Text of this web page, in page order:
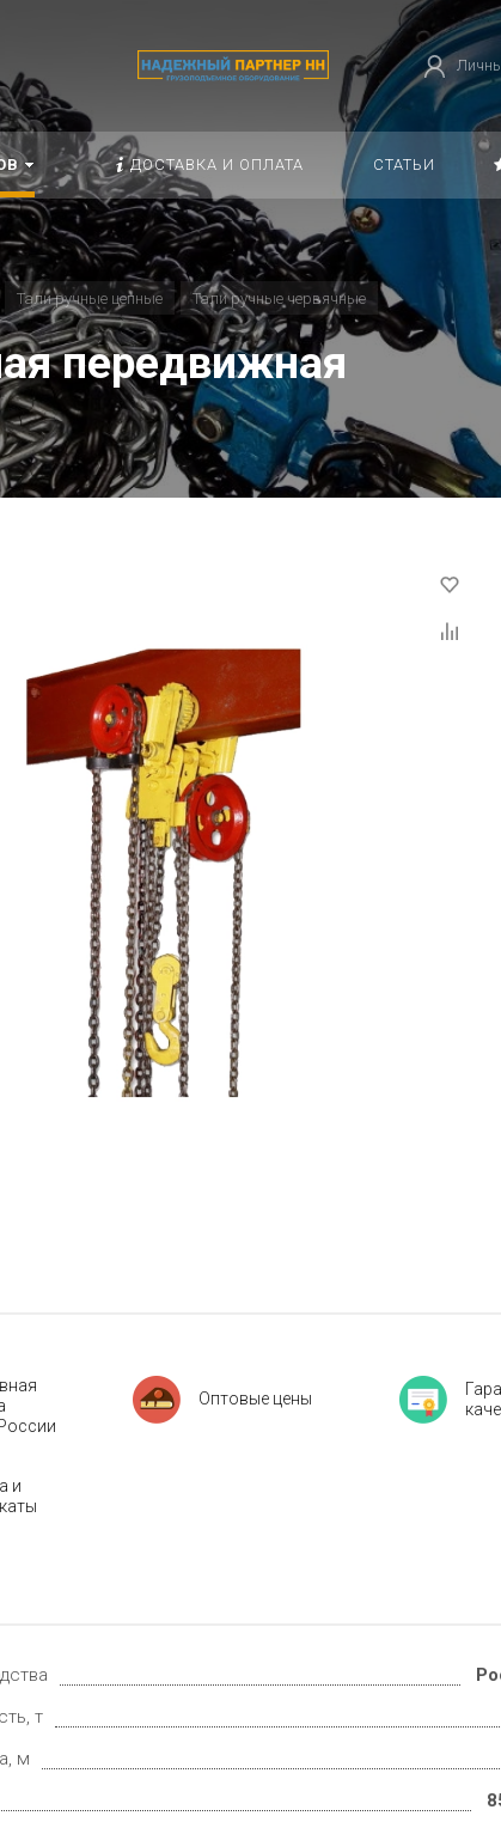
ДОСТАВКА И ОПЛАТА СТАТЬИ
Тали ручные цепные Тали ручные червячные
передвижная
Оптовые цены
и
т
м